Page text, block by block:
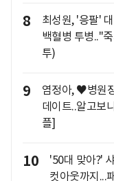
8
최성원, '응팔'
백혈병 투병.."
투)
9
염정아, ♥병원
데이트..알고보
플]
10
'50대 맞아?'
컷아웃까지...